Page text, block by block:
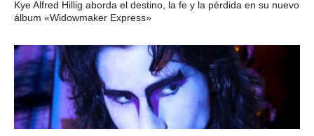
Kye Alfred Hillig aborda el destino, la fe y la pérdida en su nuevo
álbum «Widowmaker Express»